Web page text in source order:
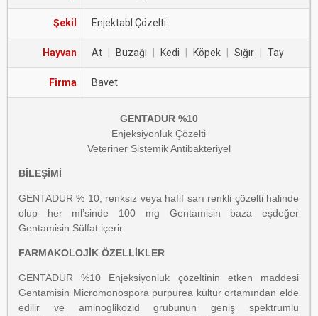
Şekil Enjektabl Çözelti
Hayvan At Buzağı Kedi Köpek Sığır Tay
Firma Bavet
GENTADUR %10
Enjeksiyonluk Çözelti
Veteriner Sistemik Antibakteriyel
BİLEŞİMİ
GENTADUR % 10; renksiz veya hafif sarı renkli çözelti halinde
olup her ml’sinde 100 mg Gentamisin baza eşdeğer
Gentamisin Sülfat içerir.
FARMAKOLOJİK ÖZELLİKLER
GENTADUR %10 Enjeksiyonluk çözeltinin etken maddesi
Gentamisin Micromonospora purpurea kültür ortamından elde
edilir ve aminoglikozid grubunun geniş spektrumlu